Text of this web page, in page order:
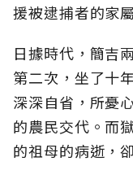
援被逮捕者的家
日據時代，簡吉
第二次，坐了十
深深自省，所憂
的農民交代。而
的祖母的病逝，